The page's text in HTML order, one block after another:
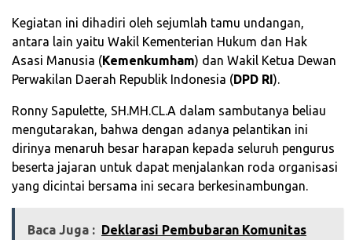
Kegiatan ini dihadiri oleh sejumlah tamu undangan,
antara lain yaitu Wakil Kementerian Hukum dan Hak
Asasi Manusia (Kemenkumham) dan Wakil Ketua Dewan
Perwakilan Daerah Republik Indonesia (DPD RI ).
Ronny Sapulette, SH.MH.CL.A dalam sambutanya beliau
mengutarakan, bahwa dengan adanya pelantikan ini
dirinya menaruh besar harapan kepada seluruh pengurus
beserta jajaran untuk dapat menjalankan roda organisasi
yang dicintai bersama ini secara berkesinambungan.
Baca Juga : Deklarasi Pembubaran Komunitas